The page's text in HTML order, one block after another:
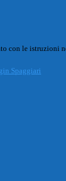
con le istruzioni
Spaggiari